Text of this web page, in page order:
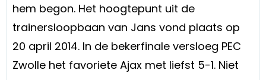
hem begon. Het hoogtepunt uit de
trainersloopbaan van Jans vond plaats op
20 april 2014. In de bekerfinale versloeg PEC
Zwolle het favoriete Ajax met liefst 5-1. Niet